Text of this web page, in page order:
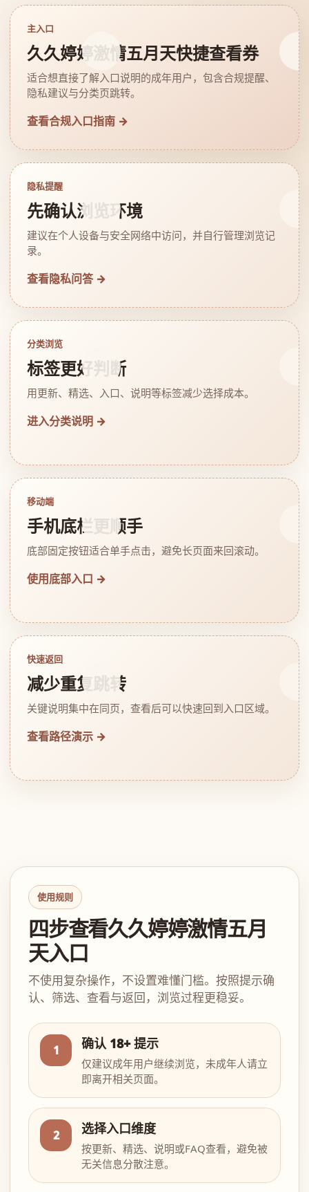
主入口
久久婷婷激情五月天快捷查看券
适合想直接了解入口说明的成年用户，包含合规提醒、
隐私建议与分类页跳转。
查看合规入口指南 →
隐私提醒
先确认浏览环境
建议在个人设备与安全网络中访问，并自行管理浏览记
录。
查看隐私问答 →
分类浏览
标签更好判断
用更新、精选、入口、说明等标签减少选择成本。
进入分类说明 →
移动端
手机底栏更顺手
底部固定按钮适合单手点击，避免长页面来回滚动。
使用底部入口 →
快速返回
减少重复跳转
关键说明集中在同页，查看后可以快速回到入口区域。
查看路径演示 →
使用规则
四步查看久久婷婷激情五月
天入口
不使用复杂操作，不设置难懂门槛。按照提示确
认、筛选、查看与返回，浏览过程更稳妥。
1 确认 18+ 提示
仅建议成年用户继续浏览，未成年人请立
即离开相关页面。
2 选择入口维度
按更新、精选、说明或FAQ查看，避免被
无关信息分散注意。